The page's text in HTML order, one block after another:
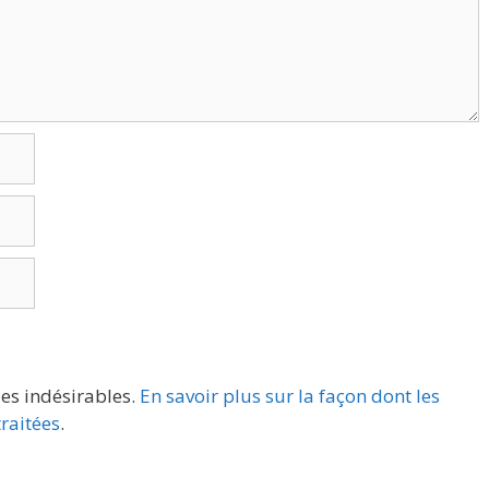
indésirables. En savoir plus sur la façon dont les
.